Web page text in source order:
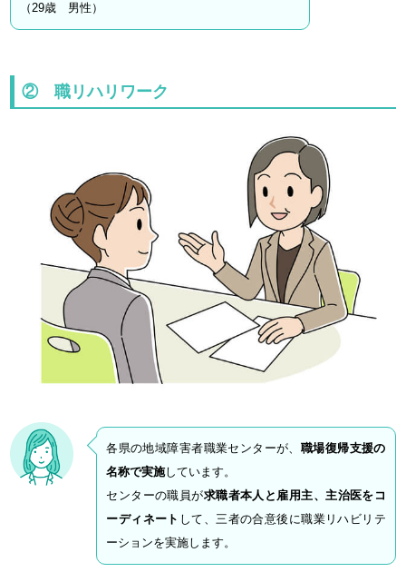
（29歳 男性）
② 職リハリワーク
各県の地域障害者職業センターが、 職場復帰支援の
名称で実施しています。
センターの職員が求職者本人と雇用主、主治医をコ
ーディネート して、三者の合意後に職業リハビリテ
ーションを実施します。